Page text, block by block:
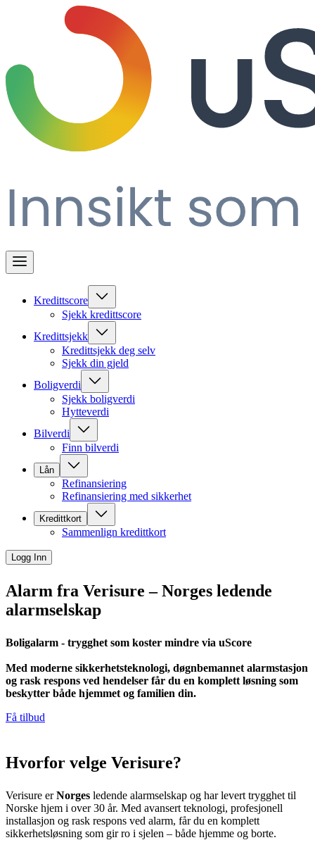
Kredittscore
Sjekk kredittscore
Kredittsjekk
Kredittsjekk deg selv
Sjekk din gjeld
Boligverdi
Sjekk boligverdi
Hytteverdi
Bilverdi
Finn bilverdi
Lån
Refinansiering
Refinansiering med sikkerhet
Kredittkort
Sammenlign kredittkort
Logg Inn
Alarm fra Verisure –Norges ledende
alarmselskap
Boligalarm - trygghet som koster mindre via uScore
Med moderne sikkerhetsteknologi, døgnbemannet alarmstasjon
og rask respons ved hendelser får du en komplett løsning som
beskytter både hjemmet og familien din.
Få tilbud
Hvorfor velge Verisure?
Verisure erNorges ledende alarmselskap og har levert trygghet til
Norske hjem i over 30 år. Med avansert teknologi, profesjonell
installasjon og rask respons ved alarm, får du en komplett
sikkerhetsløsning som gir ro i sjelen – både hjemme og borte.